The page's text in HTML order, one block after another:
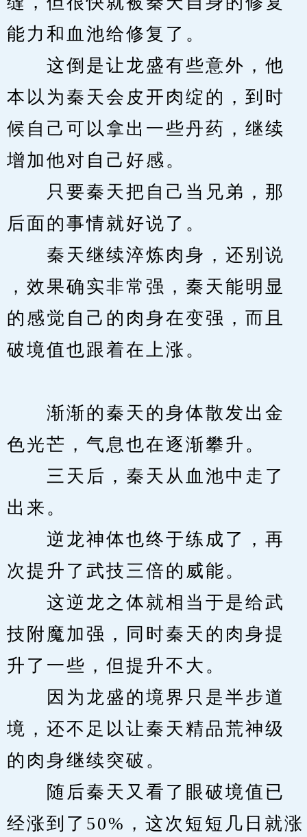
能力和血池给修复了。
这倒是让龙盛有些意外，他
本以为秦天会皮开肉绽的，到时
候自己可以拿出一些丹药，继续
增加他对自己好感。
只要秦天把自己当兄弟，那
后面的事情就好说了。
秦天继续淬炼肉身，还别说
，效果确实非常强，秦天能明显
的感觉自己的肉身在变强，而且
破境值也跟着在上涨。
渐渐的秦天的身体散发出金
色光芒，气息也在逐渐攀升。
三天后，秦天从血池中走了
出来。
逆龙神体也终于练成了，再
次提升了武技三倍的威能。
这逆龙之体就相当于是给武
技附魔加强，同时秦天的肉身提
升了一些，但提升不大。
因为龙盛的境界只是半步道
境，还不足以让秦天精品荒神级
的肉身继续突破。
随后秦天又看了眼破境值已
经涨到了50%，这次短短几日就涨